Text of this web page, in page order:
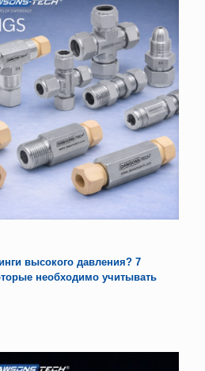
высокого давления? 7
необходимо учитывать